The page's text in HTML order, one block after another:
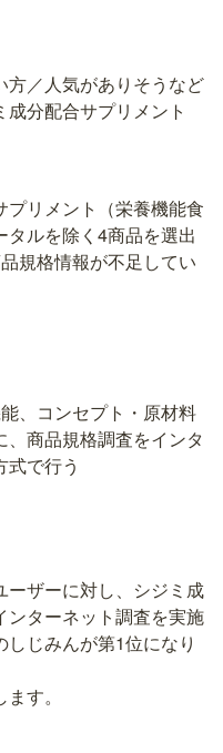
方／人気がありそうなど
分配合サプリメント
リメント（栄養機能食
ルを除く4商品を選出
規格情報が不足してい
、コンセプト・原材料
商品規格調査をインタ
で行う
ーザーに対し、シジミ成
ンターネット調査を実施
じみんが第1位になり
す。